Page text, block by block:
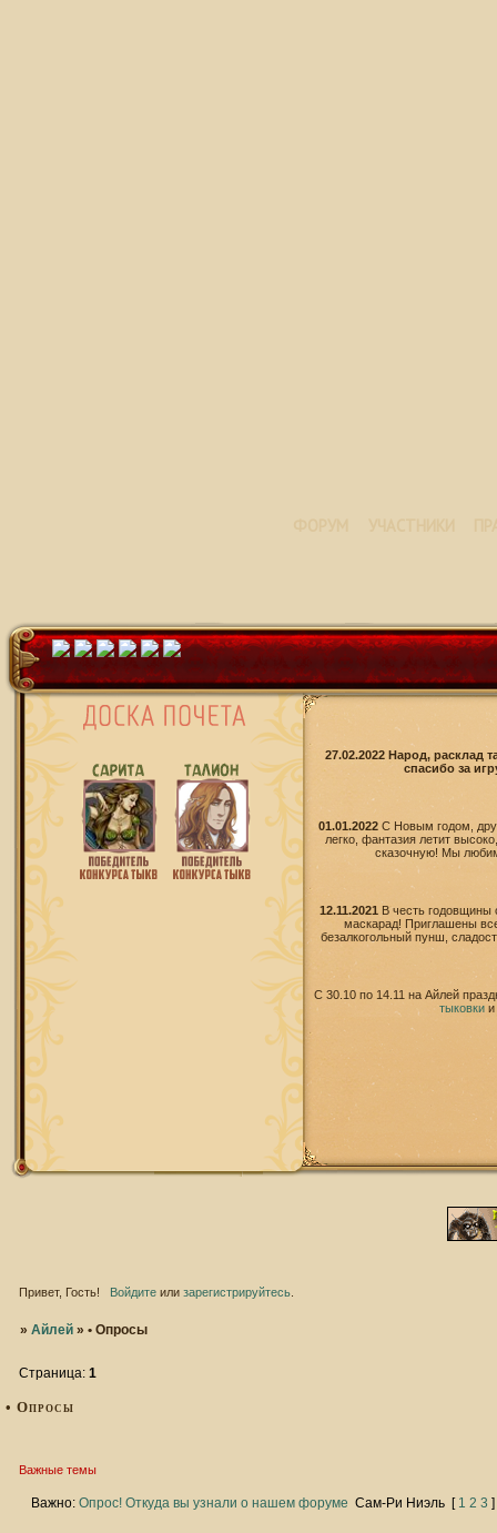
27.02.2022 Народ, расклад
спасибо за
01.01.2022 С Новым годом,
легко, фантазия летит
сказочную! Мы
12.11.2021
В честь годовщины
маскарад! Приглашены
безалкогольный пунш,
С 30.10 по 14.11 на Айлей
тыковкии
Привет, Гость! Войдитеили зарегистрируйтесь.
»Айлей »• Опросы
• Опросы
Страница:1
Важные темы
Важно: Опрос! Откуда вы узнали о нашем форуме Сам-Ри Ниэль [ 1 2 3 ]